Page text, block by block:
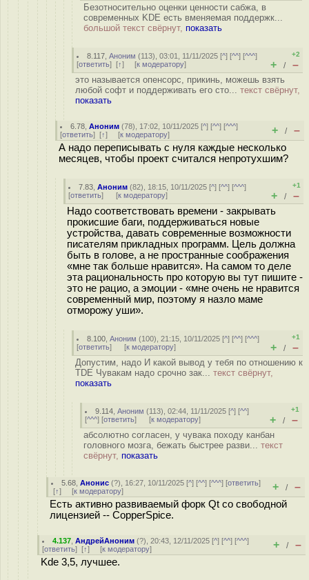
Безотносительно оценки ценности сабжа, в
современных KDE есть вменяемая поддержк...
большой текст свёрнут, показать
8.117 ,Аноним (113), 03:01, 11/11/2025 [^] [^^] [^^^]
[ответить] [↑] [к модератору]
+2
+ / –
это называется опенсорс, прикинь, можешь взять
любой софт и поддерживать его сто... текст свёрнут,
показать
6.78 ,Аноним (78), 17:02, 10/11/2025 [^] [^^] [^^^]
[ответить] [↑] [к модератору] + / –
А надо переписывать с нуля каждые несколько
месяцев, чтобы проект считался непротухшим?
7.83 ,Аноним (82), 18:15, 10/11/2025 [^] [^^] [^^^]
[ответить] [к модератору]
+1
+ / –
Надо соответствовать времени - закрывать
прокисшие баги, поддерживаться новые
устройства, давать современные возможности
писателям прикладных программ. Цель должна
быть в голове, а не пространные соображения
«мне так больше нравится». На самом то деле
эта рациональность про которую вы тут пишите -
это не рацио, а эмоции - «мне очень не нравится
современный мир, поэтому я назло маме
отморожу уши».
8.100 ,Аноним (100), 21:15, 10/11/2025 [^] [^^] [^^^]
[ответить] [к модератору]
+1
+ / –
Допустим, надо И какой вывод у тебя по отношению к
TDE Чувакам надо срочно зак... текст свёрнут,
показать
9.114 ,Аноним (113), 02:44, 11/11/2025 [^] [^^]
[^^^] [ответить] [к модератору]
+1
+ / –
абсолютно согласен, у чувака походу канбан
головного мозга, бежать быстрее разви... текст
свёрнут, показать
5.68 ,Анонис (?), 16:27, 10/11/2025 [^] [^^] [^^^] [ответить]
[↑] [к модератору] + / –
Есть активно развиваемый форк Qt со свободной
лицензией -- CopperSpice.
4.137 ,АндрейАноним (?), 20:43, 12/11/2025 [^] [^^] [^^^]
[ответить] [↑] [к модератору] + / –
Kde 3,5, лучшее.